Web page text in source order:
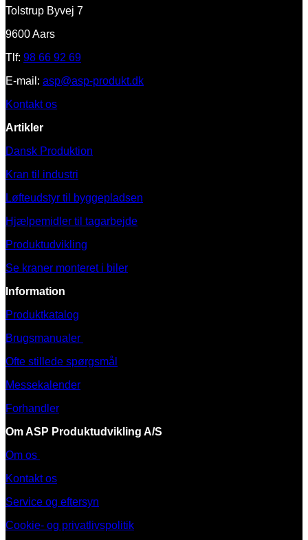
Tolstrup Byvej 7
9600 Aars
Tlf: 98 66 92 69
E-mail: asp@asp-produkt.dk
Kontakt os
Artikler
Dansk Produktion
Kran til industri
Løfteudstyr til byggepladsen
Hjælpemidler til tagarbejde
Produktudvikling
Se kraner monteret i biler
Information
Produktkatalog
Brugsmanualer
Ofte stillede spørgsmål
Messekalender
Forhandler
Om ASP Produktudvikling A/S
Om os
Kontakt os
Service og eftersyn
Cookie- og privatlivspolitik